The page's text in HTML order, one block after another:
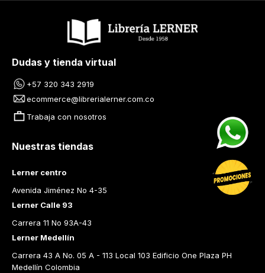
Dudas y tienda virtual
+57 320 343 2919
ecommerce@librerialerner.com.co
Trabaja con nosotros
Nuestras tiendas
Lerner centro
Avenida Jiménez No 4-35
Lerner Calle 93
Carrera 11 No 93A-43
Lerner Medellín
Carrera 43 A No. 05 A - 113 Local 103 Edificio One Plaza PH
Medellín Colombia